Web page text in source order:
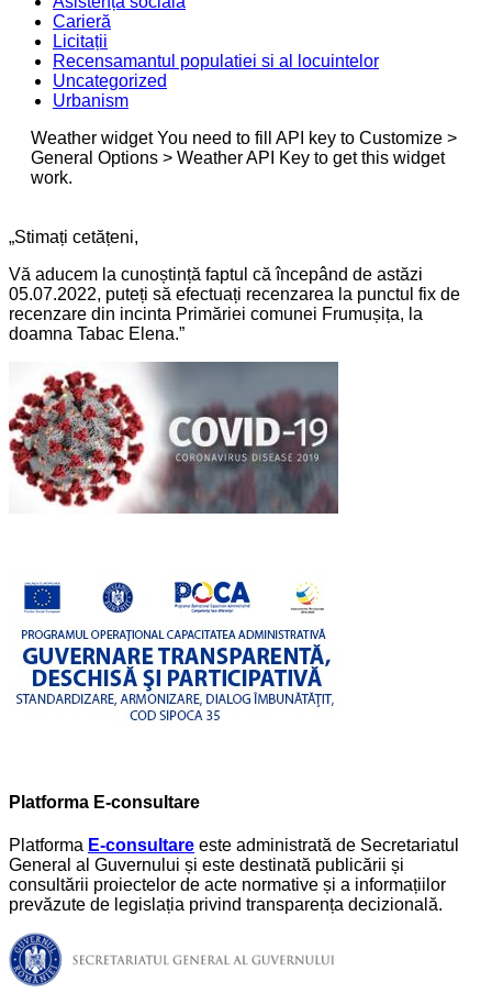
Carieră
Licitații
Recensamantul populatiei si al locuintelor
Uncategorized
Urbanism
Weather widgetYou need to fill API key to Customize >
General Options > Weather API Key to get this widget
work.
„Stimați cetățeni,
Vă aducem la cunoștință faptul că începând de astăzi
05.07.2022, puteți să efectuați recenzarea la punctul fix de
recenzare din incinta Primăriei comunei Frumușița, la
doamna Tabac Elena.”
Platforma E-consultare
Platforma E-consultare este administrată de Secretariatul
General al Guvernului și este destinată publicării și
consultării proiectelor de acte normative și a informațiilor
prevăzute de legislația privind transparența decizională.